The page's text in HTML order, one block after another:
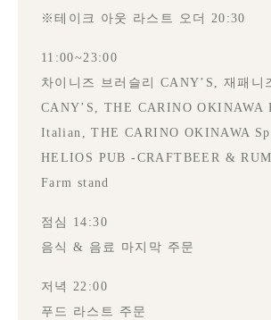
※테이크 아웃 라스트 오더 20:30
11:00~23:00
차이니즈 브러슬리 CANY’S, 재패니
CANY’S, THE CARINO OKINAWA
Italian, THE CARINO OKINAWA
HELIOS PUB -CRAFTBEER &
Farm stand
점심 14:30
음식 & 음료 마지막 주문
저녁 22:00
푸드 라스트 주문